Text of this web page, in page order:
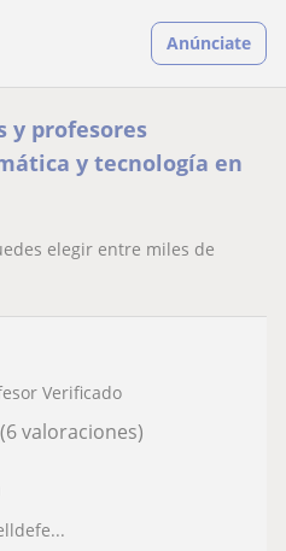
Anúnciate
y profesores
y tecnología en
elegir entre miles de
Verificado
(6 valoraciones)